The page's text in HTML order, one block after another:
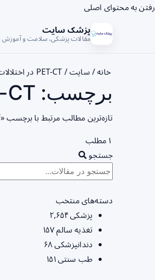
رفتن به محتوای اصلی
پزشک سایت
مقالات پزشکی، سلامت و آموزش
خانه/ سایت/ PET-CT در اختلالات مغزی
برچسب: PET-CT در اختلالات مغزی - صفحه 1
تازه‌ترین مطالب مرتبط با برچسب «PET-CT در اختلالات مغزی» را در این صفحه مشاهده می‌کنید.
۱ مطلب
جستجو
دسته‌های منتخب
پزشکی۲,۶۵۴
تغذیه سالم۱۵۷
دندانپزشکی۶۸
طب سنتی۱۵۱